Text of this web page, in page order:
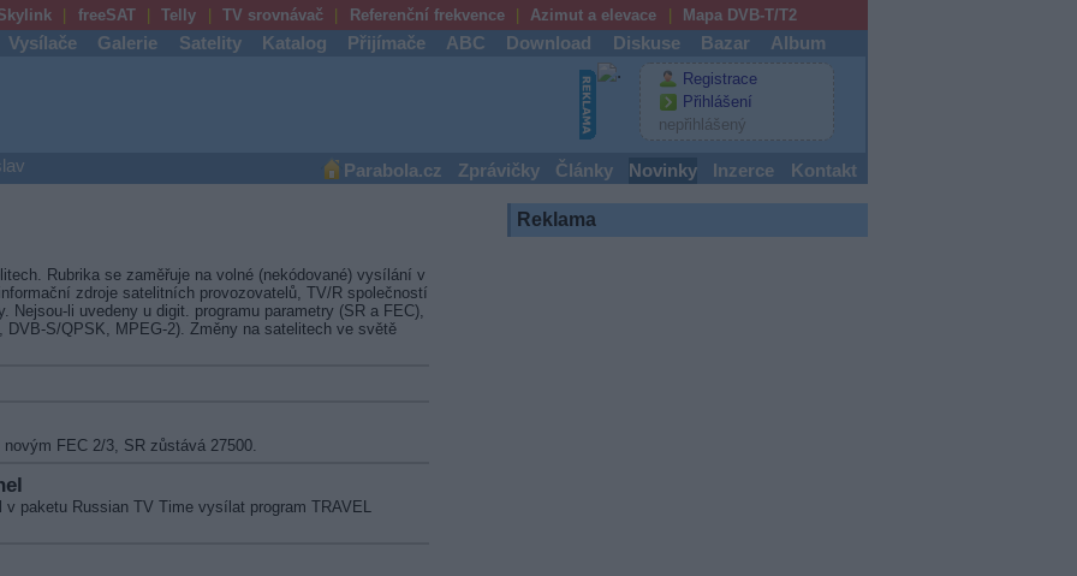
freeSAT Telly TV srovnávač Referenční frekvence Azimut a elevace Mapa DVB-T/T2
Vysílače Galerie Satelity Katalog Přijímače ABC Download Diskuse Bazar Album
Registrace
Přihlášení
nepřihlášený
Parabola.cz Zprávičky Články Novinky Inzerce Kontakt
Rubrika se zaměřuje na volné (nekódované) vysílání v
zdroje satelitních provozovatelů, TV/R společností
li uvedeny u digit. programu parametry (SR a FEC),
S/QPSK, MPEG-2). Změny na satelitech ve světě
FEC 2/3, SR zůstává 27500.
paketu Russian TV Time vysílat program TRAVEL
Reklama